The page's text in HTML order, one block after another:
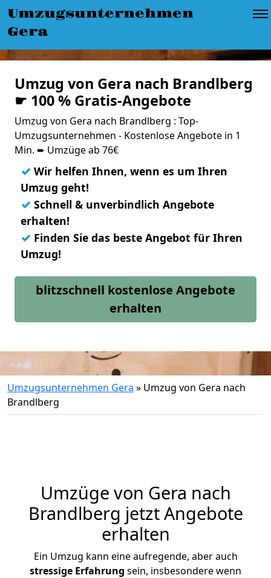
Umzugsunternehmen
Gera
Umzug von Gera nach Brandlberg
☛ 100 % Gratis-Angebote
Umzug von Gera nach Brandlberg : Top-
Umzugsunternehmen - Kostenlose Angebote in 1
Min. ➨ Umzüge ab 76€
✓ Wir helfen Ihnen, wenn es um Ihren
Umzug geht!
✓ Schnell & unverbindlich Angebote
erhalten!
✓ Finden Sie das beste Angebot für Ihren
Umzug!
blitzschnell kostenlose Angebote
erhalten
Umzugsunternehmen Gera » Umzug von Gera nach
Brandlberg
Umzüge von Gera nach
Brandlberg jetzt Angebote
erhalten
Ein Umzug kann eine aufregende, aber auch
stressige Erfahrung sein, insbesondere wenn